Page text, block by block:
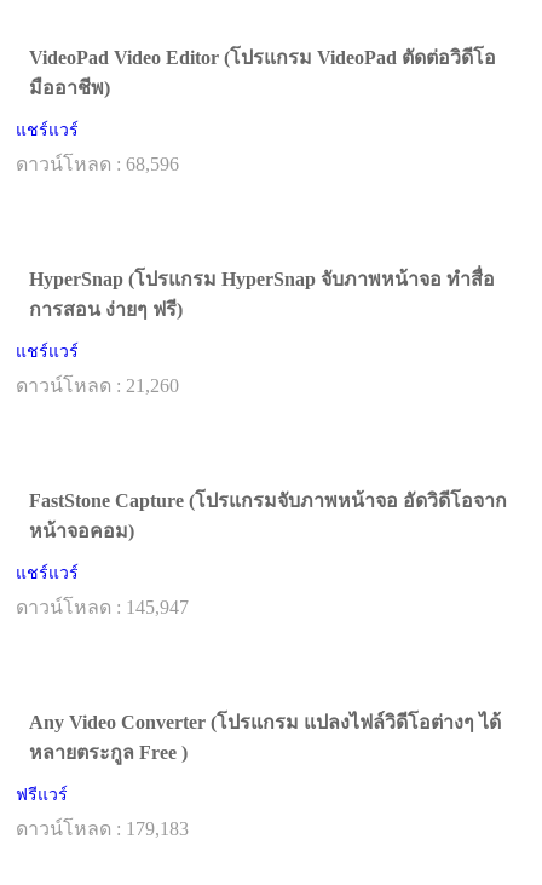
VideoPad Video Editor (โปรแกรม VideoPad ตัดต่อวิดีโอ
มืออาชีพ)
แชร์แวร์
ดาวน์โหลด : 68,596
HyperSnap (โปรแกรม HyperSnap จับภาพหน้าจอ ทำสื่อ
การสอน ง่ายๆ ฟรี)
แชร์แวร์
ดาวน์โหลด : 21,260
FastStone Capture (โปรแกรมจับภาพหน้าจอ อัดวิดีโอจาก
หน้าจอคอม)
แชร์แวร์
ดาวน์โหลด : 145,947
Any Video Converter (โปรแกรม แปลงไฟล์วิดีโอต่างๆ ได้
หลายตระกูล Free )
ฟรีแวร์
ดาวน์โหลด : 179,183